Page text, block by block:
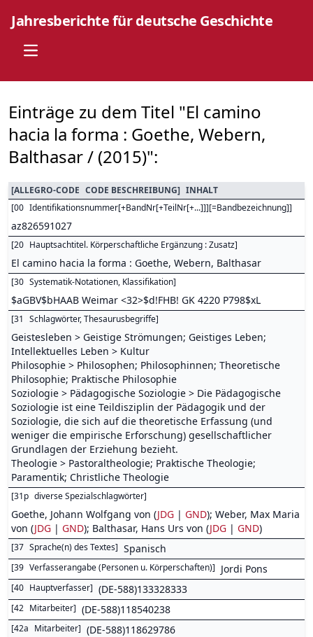
Jahresberichte für deutsche Geschichte
Open main menu
Einträge zu dem Titel "El camino
hacia la forma : Goethe, Webern,
Balthasar / (2015)":
[ALLEGRO-CODE CODE BESCHREIBUNG] INHALT
[00 Identifikationsnummer[+BandNr[+TeilNr[+...]]][=Bandbezeichnung]]
az826591027
[20 Hauptsachtitel. Körperschaftliche Ergänzung : Zusatz]
El camino hacia la forma : Goethe, Webern, Balthasar
[30 Systematik-Notationen, Klassifikation]
$aGBV$bHAAB Weimar <32>$d!FHB! GK 4220 P798$xL
[31 Schlagwörter, Thesaurusbegriffe]
Geistesleben > Geistige Strömungen; Geistiges Leben;
Intellektuelles Leben > Kultur
Philosophie > Philosophen; Philosophinnen; Theoretische
Philosophie; Praktische Philosophie
Soziologie > Pädagogische Soziologie > Die Pädagogische
Soziologie ist eine Teildisziplin der Pädagogik und der
Soziologie, die sich auf die theoretische Erfassung (und
weniger die empirische Erforschung) gesellschaftlicher
Grundlagen der Erziehung bezieht.
Theologie > Pastoraltheologie; Praktische Theologie;
Paramentik; Christliche Theologie
[31p diverse Spezialschlagwörter]
Goethe, Johann Wolfgang von (JDG | GND); Weber, Max Maria
von (JDG | GND); Balthasar, Hans Urs von (JDG | GND)
[37 Sprache(n) des Textes] Spanisch
[39 Verfasserangabe (Personen u. Körperschaften)] Jordi Pons
[40 Hauptverfasser] (DE-588)133328333
[42 Mitarbeiter] (DE-588)118540238
[42a Mitarbeiter] (DE-588)118629786